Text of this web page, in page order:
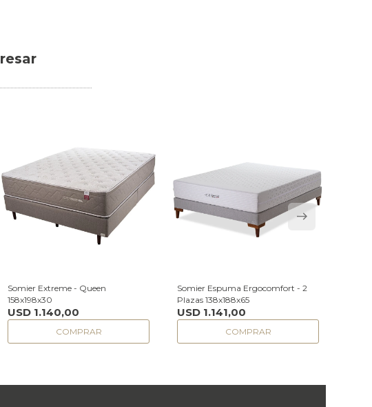
Somier Extreme - Queen
158x198x30
USD 1.140,00
Somier Espuma Ergocomfort - 2
Plazas 138x188x65
USD 1.141,00